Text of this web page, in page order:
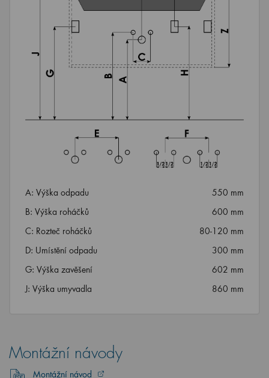
A: Výška odpadu
550 mm
B: Výška roháčků
600 mm
C: Rozteč roháčků
80-120 mm
D: Umístění odpadu
300 mm
G: Výška zavěšení
602 mm
J: Výška umyvadla
860 mm
Montážní návody
Montážní návod